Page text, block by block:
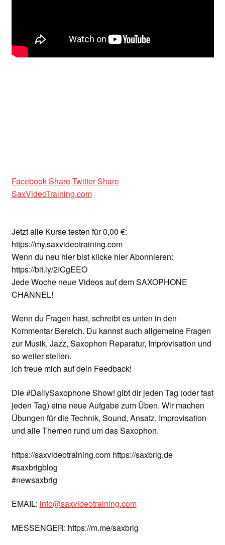
ÜBER UNS
Facebook ShareTwitter Share
SaxVideoTraining.com
Jetzt alle Kurse testen für 0,00 €:
https://my.saxvideotraining.com
Wenn du neu hier bist klicke hier Abonnieren:
https://bit.ly/2ICgEEO
Jede Woche neue Videos auf dem SAXOPHONE
CHANNEL!
Wenn du Fragen hast, schreibt es unten in den
Kommentar Bereich. Du kannst auch allgemeine Fragen
zur Musik, Jazz, Saxophon Reparatur, Improvisation und
so weiter stellen.
Ich freue mich auf dein Feedback!
Die #DailySaxophone Show! gibt dir jeden Tag (oder fast
jeden Tag) eine neue Aufgabe zum Üben. Wir machen
Übungen für die Technik, Sound, Ansatz, Improvisation
und alle Themen rund um das Saxophon.
https://saxvideotraining.com https://saxbrig.de
#saxbrigblog
#newsaxbrig
EMAIL: info@saxvideotraining.com
MESSENGER: https://m.me/saxbrig